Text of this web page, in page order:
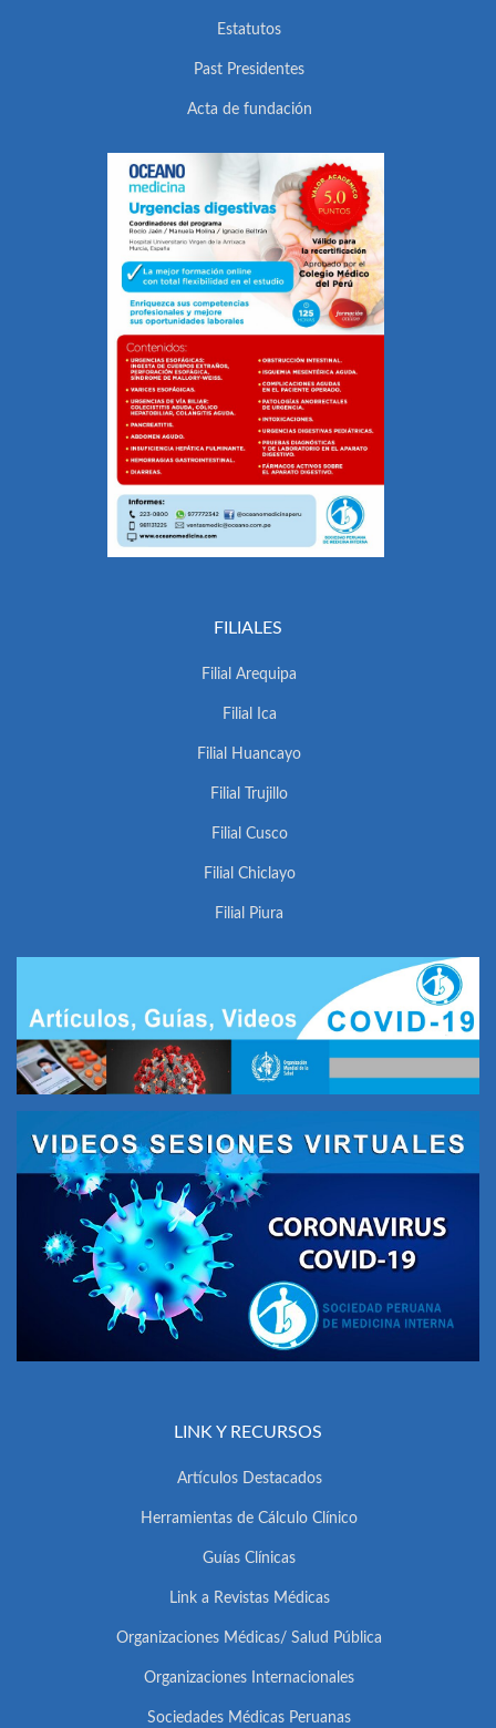
Estatutos
Past Presidentes
Acta de fundación
FILIALES
Filial Arequipa
Filial Ica
Filial Huancayo
Filial Trujillo
Filial Cusco
Filial Chiclayo
Filial Piura
LINK Y RECURSOS
Artículos Destacados
Herramientas de Cálculo Clínico
Guías Clínicas
Link a Revistas Médicas
Organizaciones Médicas/ Salud Pública
Organizaciones Internacionales
Sociedades Médicas Peruanas